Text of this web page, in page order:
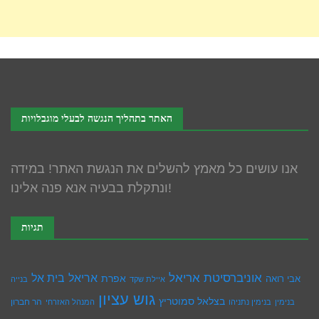
האתר בתהליך הנגשה לבעלי מוגבלויות
אנו עושים כל מאמץ להשלים את הנגשת האתר! במידה
ונתקלת בבעיה אנא פנה אלינו!
תגיות
אבי רואה אוניברסיטת אריאל איילת שקד אפרת אריאל בית אל בנייה
בנימין בנימין נתניהו בצלאל סמוטריץ גוש עציון המנהל האזרחי הר חברון